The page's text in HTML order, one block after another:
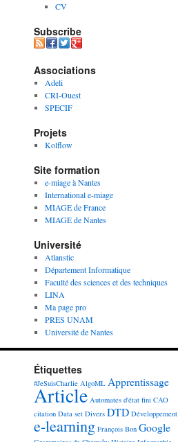
CV
Subscribe
Associations
Adeli
CRI-Ouest
SPECIF
Projets
Kolflow
Site formation
e-miage à Nantes
International e-miage
MIAGE de France
MIAGE de Nantes
Université
Atlanstic
Département Informatique
Faculté des sciences et des techniques
LINA
Ma page pro
PRES UNAM
Université de Nantes
Étiquettes
#JeSuisCharlie AlgoML Apprentissage
Article Automates d'état fini CAO
citation Data set Divers DTD Développement
e-learning François Bon Google